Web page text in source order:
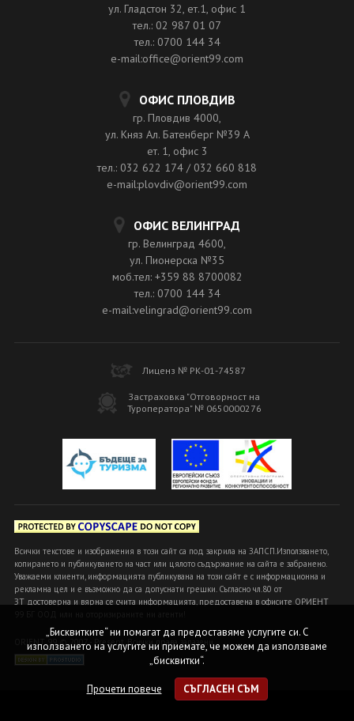
ул. Гладстон 32, ет.1, офис 1
тел.: 02 987 01 07
тел.: 0700 144 34
e-mail:office@orient99.com
ОФИС ПЛОВДИВ
гр. Пловдив 4000,
ул. Княз Ал. Батенберг №39 A
ет. 1, офис 3
тел.: 032 622 174 / 032 660 818
e-mail:plovdiv@orient99.com
ОФИС ВЕЛИНГРАД
гр. Велинград 4600,
ул. Пионерска №35
моб.тел: +359 88 8700082
тел.: 0700 144 34
e-mail:velingrad@orient99.com
Лиценз № РК-01-74587
Застраховка "Отговорност на
Туроператора" № 0650000276
Всички текстове и изображения в този сайт са под закрила на ЗАПСП.Използването,
копирането и публикуването на част или цялото съдържание на сайта е забранено.
Уважаеми клиенти, информацията публикувана на този сайт е с информационна и
рекламна цел и е възможно да са допуснати грешки. Съгласно чл.80 от
ЗТ достоверна и вярна се счита информацията, предоставена в офисите ОРИЕНТ
ORIENT 99 © 2007 - Present. Всички права запазени
„Бисквитките“ ни помагат да предоставяме услугите си. С
използването на услугите ни приемате, че можем да използваме
„бисквитки“.
Прочети повече СЪГЛАСЕН СЪМ